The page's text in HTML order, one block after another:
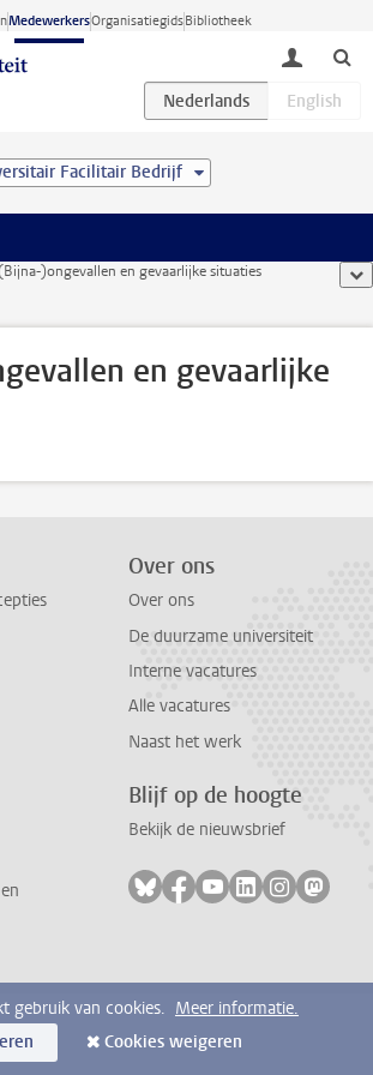
MedewerkersOrganisatiegidsBibliotheek
toggle
Facilitair Bedrijf
(Bijna-)ongevallen en gevaarlijke situaties
en gevaarlijke
Over ons
Over ons
De duurzame universiteit
Interne vacatures
Alle vacatures
Naast het werk
Blijf op de hoogte
Bekijk de nieuwsbrief
Volg ons op bluesky
Volg ons op facebook
Volg ons op
Volg ons op
Volg ons
Volg
gebruik van cookies. Meer informatie.
Cookies weigeren